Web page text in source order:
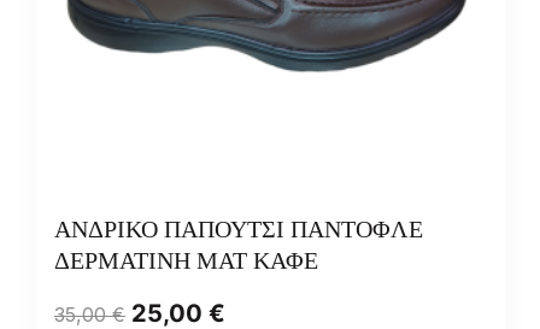
ΑΝΔΡΙΚΟ ΠΑΠΟΥΤΣΙ ΠΑΝΤΟΦΛΕ
ΔΕΡΜΑΤΙΝΗ ΜΑΤ ΚΑΦΕ
35,00€ 25,00 €